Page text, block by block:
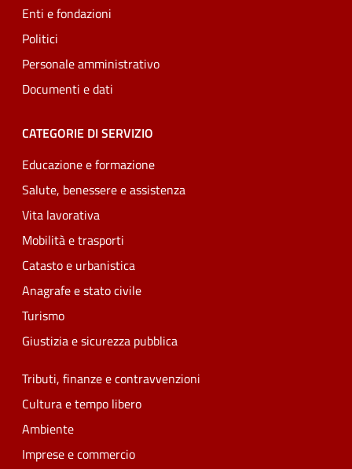
Enti e fondazioni
Politici
Personale amministrativo
Documenti e dati
CATEGORIE DI SERVIZIO
Educazione e formazione
Salute, benessere e assistenza
Vita lavorativa
Mobilità e trasporti
Catasto e urbanistica
Anagrafe e stato civile
Turismo
Giustizia e sicurezza pubblica
Tributi, finanze e contravvenzioni
Cultura e tempo libero
Ambiente
Imprese e commercio